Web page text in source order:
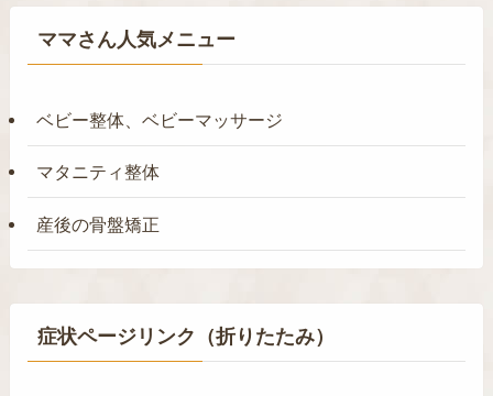
ママさん人気メニュー
ベビー整体、ベビーマッサージ
マタニティ整体
産後の骨盤矯正
症状ページリンク（折りたたみ）